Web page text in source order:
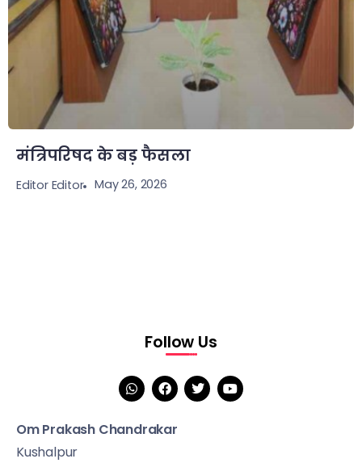
मंत्रिपरिषद के बड़ फैसला
Editor Editor May 26, 2026
Follow Us
Om Prakash Chandrakar
Kushalpur